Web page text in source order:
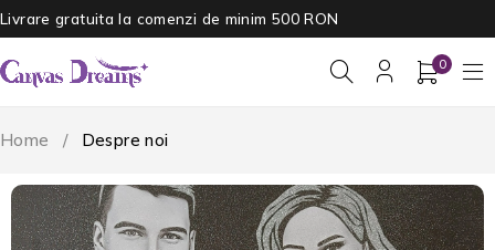
Livrare gratuita la comenzi de minim 500 RON
0
Home / Despre noi